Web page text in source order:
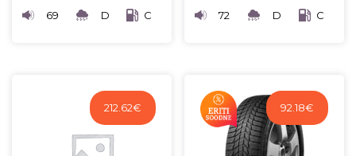
69 D C 72 D C
212.62€ 92.18€